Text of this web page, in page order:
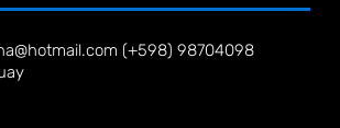
(+598) 98704098